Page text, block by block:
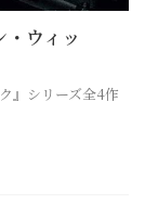
ウィッ
』シリーズ全4作